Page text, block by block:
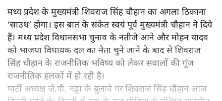
मध्य प्रदेश के मुख्यमंत्री शिवराज सिंह चौहान का अगला ठिकाना
‘साउथ’ होगा। इस बात के संकेत स्वयं पूर्व मुख्यमंत्री चौहान ने दिये
हैं। मध्य प्रदेश विधानसभा चुनाव के नतीजे आने और मोहन यादव
को भाजपा विधायक दल का नेता चुने जाने के बाद से शिवराज
सिंह चौहान के राजनीतिक भविष्य को लेकर सवालों की गूंज
राजनीतिक हलकों में हो रही है।
पार्टी अध्यक्ष जे.पी. नड्डा के बुलावे पर शिवराज सिंह चौहान आज